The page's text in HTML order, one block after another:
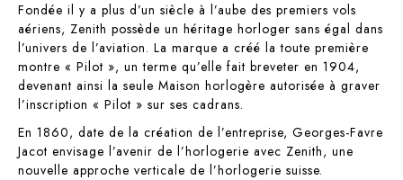
Fondée il y a plus d’un siècle à l’aube des premiers vols
aériens, Zenith possède un héritage horloger sans égal dans
l’univers de l’aviation. La marque a créé la toute première
montre « Pilot », un terme qu’elle fait breveter en 1904,
devenant ainsi la seule Maison horlogère autorisée à graver
l’inscription « Pilot » sur ses cadrans.
En 1860, date de la création de l’entreprise, Georges-Favre
Jacot envisage l’avenir de l’horlogerie avec Zenith, une
nouvelle approche verticale de l’horlogerie suisse.